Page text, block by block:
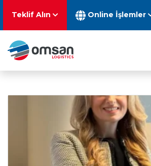
Teklif Alın Online İşlemler